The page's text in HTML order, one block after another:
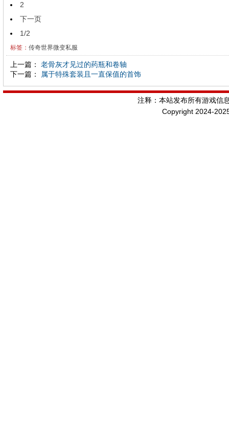
2
下一页
1/2
标签： 传奇世界微变私服
上一篇： 老骨灰才见过的药瓶和卷轴
下一篇：
属于特殊套装且一直保值的首饰
注释：本站发布所有游戏信
Copyright 2024-